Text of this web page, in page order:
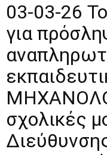
03-03-26
για
σχολικές